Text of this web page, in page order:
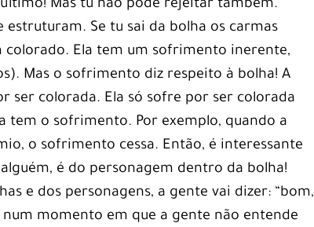
Mas tu não pode rejeitar também.
Se tu sai da bolha os carmas
colorado. Ela tem um sofrimento inerente,
Mas o sofrimento diz respeito à bolha! A
ser colorada. Ela só sofre por ser colorada
tem o sofrimento. Por exemplo, quando a
o sofrimento cessa. Então, é interessante
é do personagem dentro da bolha!
e dos personagens, a gente vai dizer: “bom,
num momento em que a gente não entende